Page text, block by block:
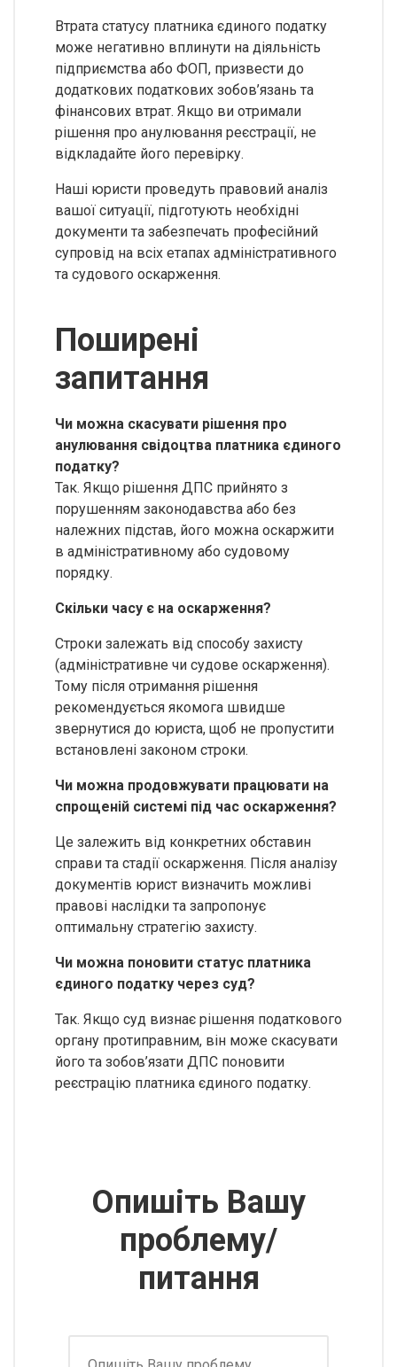
Втрата статусу платника єдиного податку
може негативно вплинути на діяльність
підприємства або ФОП, призвести до
додаткових податкових зобов’язань та
фінансових втрат. Якщо ви отримали
рішення про анулювання реєстрації, не
відкладайте його перевірку.
Наші юристи проведуть правовий аналіз
вашої ситуації, підготують необхідні
документи та забезпечать професійний
супровід на всіх етапах адміністративного
та судового оскарження.
Поширені
запитання
Чи можна скасувати рішення про
анулювання свідоцтва платника єдиного
податку?
Так. Якщо рішення ДПС прийнято з
порушенням законодавства або без
належних підстав, його можна оскаржити
в адміністративному або судовому
порядку.
Скільки часу є на оскарження?
Строки залежать від способу захисту
(адміністративне чи судове оскарження).
Тому після отримання рішення
рекомендується якомога швидше
звернутися до юриста, щоб не пропустити
встановлені законом строки.
Чи можна продовжувати працювати на
спрощеній системі під час оскарження?
Це залежить від конкретних обставин
справи та стадії оскарження. Після аналізу
документів юрист визначить можливі
правові наслідки та запропонує
оптимальну стратегію захисту.
Чи можна поновити статус платника
єдиного податку через суд?
Так. Якщо суд визнає рішення податкового
органу протиправним, він може скасувати
його та зобов’язати ДПС поновити
реєстрацію платника єдиного податку.
Опишіть Вашу
проблему/
питання